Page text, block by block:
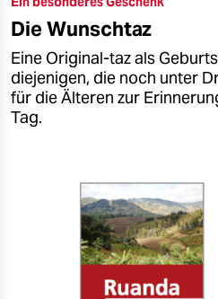
epaper login
Die Wunschtaz
Eine Original-taz als
diejenigen, die noch unter
für die Älteren zur
Tag.